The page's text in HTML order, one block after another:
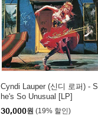
Cyndi Lauper (신디 로퍼) - S
he's So Unusual [LP]
30,000원 (19% 할인)